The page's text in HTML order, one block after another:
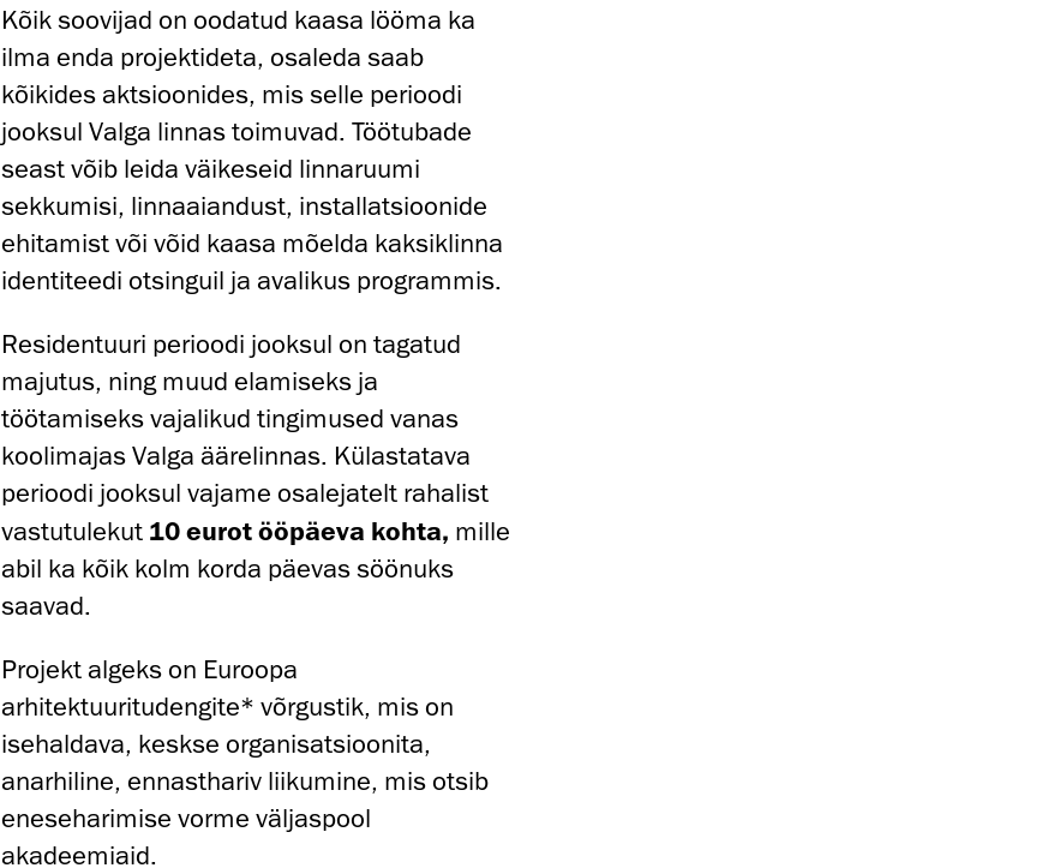
Kõik soovijad on oodatud kaasa lööma ka
ilma enda projektideta, osaleda saab
kõikides aktsioonides, mis selle perioodi
jooksul Valga linnas toimuvad. Töötubade
seast võib leida väikeseid linnaruumi
sekkumisi, linnaaiandust, installatsioonide
ehitamist või võid kaasa mõelda kaksiklinna
identiteedi otsinguil ja avalikus programmis.
Residentuuri perioodi jooksul on tagatud
majutus, ning muud elamiseks ja
töötamiseks vajalikud tingimused vanas
koolimajas Valga äärelinnas. Külastatava
perioodi jooksul vajame osalejatelt rahalist
vastutulekut 10 eurot ööpäeva kohta, mille
abil ka kõik kolm korda päevas söönuks
saavad.
Projekt algeks on Euroopa
arhitektuuritudengite* võrgustik, mis on
isehaldava, keskse organisatsioonita,
anarhiline, ennasthariv liikumine, mis otsib
eneseharimise vorme väljaspool
akadeemiaid.